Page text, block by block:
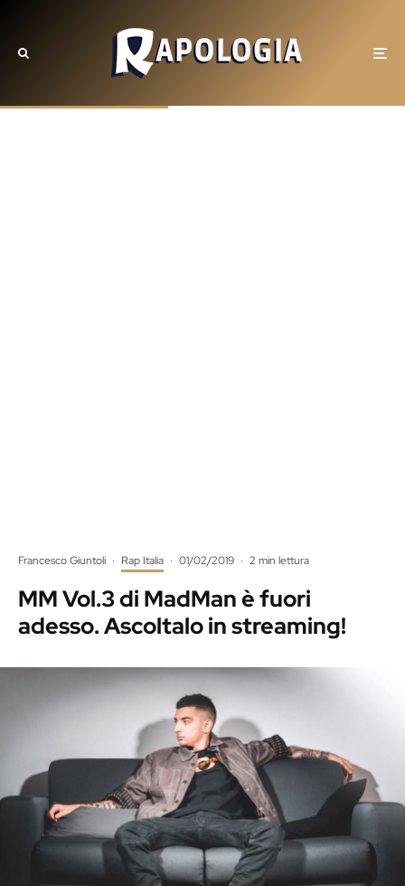
Francesco Giuntoli · Rap Italia · 01/02/2019 · 2 min lettura
MM Vol.3 di MadMan è fuori
adesso. Ascoltalo in streaming!